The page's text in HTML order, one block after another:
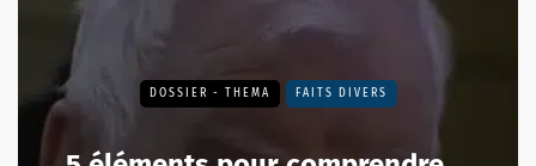
DOSSIER - THEMA FAITS DIVERS